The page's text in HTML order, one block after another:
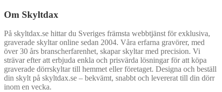
Om Skyltdax
På skyltdax.se hittar du Sveriges främsta webbtjänst för exklusiva,
graverade skyltar online sedan 2004. Våra erfarna gravörer, med
över 30 års branscherfarenhet, skapar skyltar med precision. Vi
strävar efter att erbjuda enkla och prisvärda lösningar för att köpa
graverade dörrskyltar till hemmet eller företaget. Designa och beställ
din skylt på skyltdax.se – bekvämt, snabbt och levererat till din dörr
inom en vecka.